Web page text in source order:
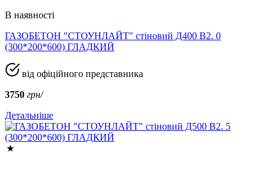
В наявності
ГАЗОБЕТОН "СТОУНЛАЙТ" стіновий Д400 В2. 0
(300*200*600) ГЛАДКИЙ
від офіційного представника
3750 грн/
Детальніше